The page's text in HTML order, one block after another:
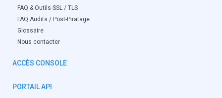
FAQ & Outils SSL / TLS
FAQ Audits / Post-Piratage
Glossaire
Nous contacter
ACCÈS CONSOLE
PORTAIL API